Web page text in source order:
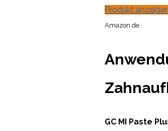
Produkt
Amazon.de
GC MI Paste